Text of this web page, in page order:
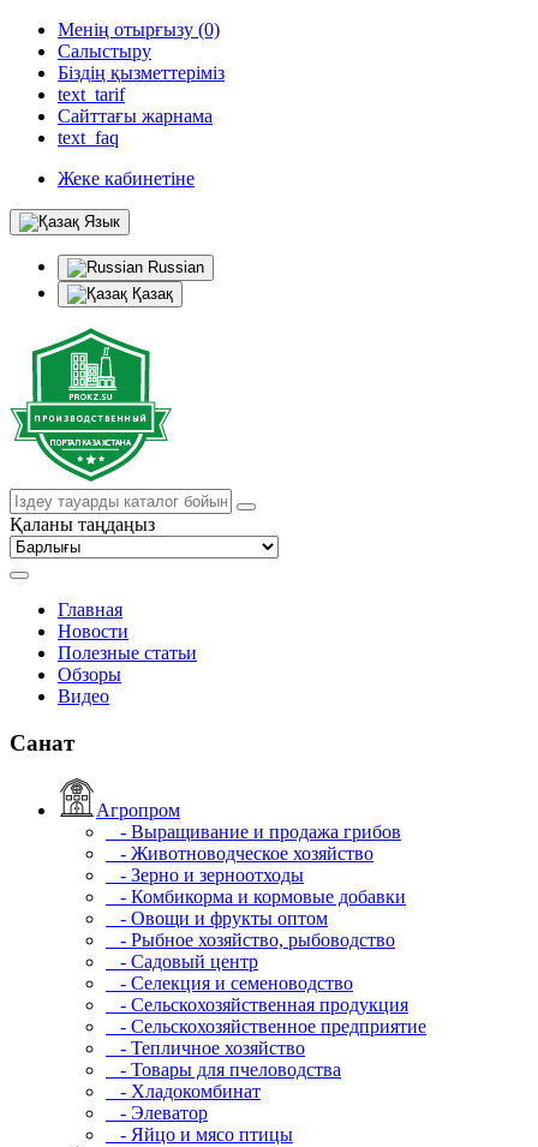
Менің отырғызу (0)
Салыстыру
Біздің қызметтеріміз
text_tarif
Сайттағы жарнама
text_faq
Жеке кабинетіне
Язык
Russian
Қазақ
Қаланы таңдаңыз
Главная
Новости
Полезные статьи
Обзоры
Видео
Санат
Агропром
- Выращивание и продажа грибов
- Животноводческое хозяйство
- Зерно и зерноотходы
- Комбикорма и кормовые добавки
- Овощи и фрукты оптом
- Рыбное хозяйство, рыбоводство
- Садовый центр
- Селекция и семеноводство
- Сельскохозяйственная продукция
- Сельскохозяйственное предприятие
- Тепличное хозяйство
- Товары для пчеловодства
- Хладокомбинат
- Элеватор
- Яйцо и мясо птицы